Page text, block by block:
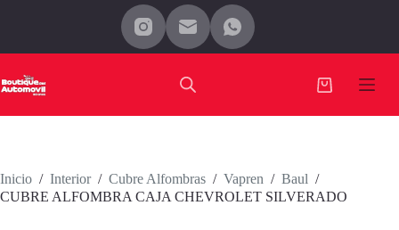
Carro
Inicio / Interior / Cubre Alfombras / Vapren / Baul /
CUBRE ALFOMBRA CAJA CHEVROLET SILVERADO